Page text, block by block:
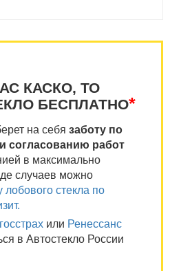
КАСКО, ТО
БЕСПЛАТНО*
на себя заботу по
согласованию работ
в максимально
случаев можно
лобового стекла по
или Ренессанс
в Автостекло России